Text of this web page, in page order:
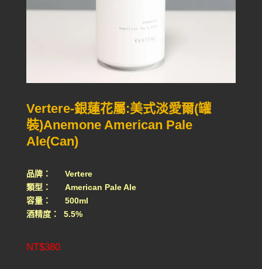
Vertere-銀蓮花屬:美式淡愛爾(罐
裝)Anemone American Pale
Ale(Can)
品牌： Vertere
類型： American Pale Ale
容量： 500ml
酒精度： 5.5%
NT$380